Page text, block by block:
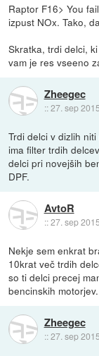
Raptor F16> You
izpust NOx. Tako,
Skratka, trdi delci,
vam je res vseeno
Zheegec
::27. sep
Trdi delci v dizlih
ima filter trdih
delci pri novejših
DPF.
AvtoR
::27. sep
Nekje sem enkrat
10krat več trdih
so ti delci precej
bencinskih motorjev.
Zheegec
::27. sep